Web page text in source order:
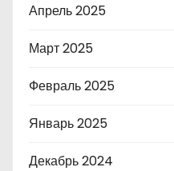
Апрель 2025
Март 2025
Февраль 2025
Январь 2025
Декабрь 2024